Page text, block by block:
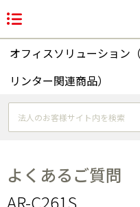
オフィスソリューション
リンター関連商品）
よくあるご質問
AR-C261S